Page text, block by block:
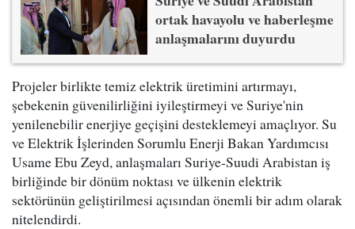
ortak havayolu ve haberleşme
anlaşmalarını duyurdu
Projeler birlikte temiz elektrik üretimini artırmayı,
şebekenin güvenilirliğini iyileştirmeyi ve Suriye'nin
yenilenebilir enerjiye geçişini desteklemeyi amaçlıyor. Su
ve Elektrik İşlerinden Sorumlu Enerji Bakan Yardımcısı
Usame Ebu Zeyd, anlaşmaları Suriye-Suudi Arabistan iş
birliğinde bir dönüm noktası ve ülkenin elektrik
sektörünün geliştirilmesi açısından önemli bir adım olarak
nitelendirdi.